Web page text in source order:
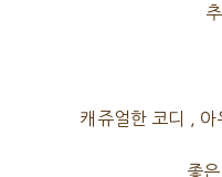
캐쥬얼한 코디 , 아
좋